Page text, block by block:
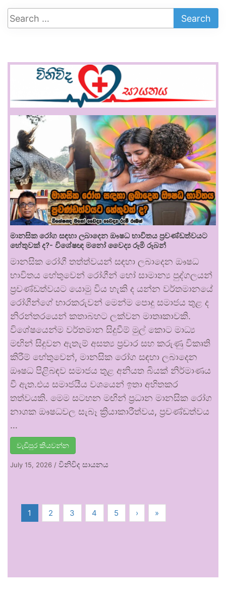
මානසික රෝග සඳහා ලබාදෙන ඖෂධ භාවිතය ප්‍රචණ්ඩත්වයට
හේතුවක් ද?- විශේෂඥ මනෝ වෛද්‍ය රූමි රූබන්
මානසික රෝගී තත්ත්වයන් සඳහා ලබාදෙන ඖෂධ
භාවිතය හේතුවෙන් රෝගීන් හෝ සාමාන්‍ය පුද්ගලයන්
ප්‍රචණ්ඩත්වයට යොමු විය හැකි ද යන්න වර්තමානයේ
රෝගීන්ගේ භාරකරුවන් මෙන්ම පොදු සමාජය තුළ ද
නිරන්තරයෙන් කතාබහට ලක්වන මාතෘකාවකි.
විශේෂයෙන්ම වර්තමාන සිදුවීම් මුල් කොට මාධ්‍ය
මඟින් සිදුවන ඇතැම් අසත්‍ය ප්‍රචාර සහ කරුණු විකෘති
කිරීම් හේතුවෙන්, මානසික රෝග සඳහා ලබාදෙන
ඖෂධ පිළිබඳව සමාජය තුළ අනියත බියක් නිර්මාණය
වී ඇත.එය සමාජයීය වශයෙන් ඉතා අහිතකර
තත්වයකි. මෙම සටහන මඟින් ප්‍රධාන මානසික රෝග
නාශක ඖෂධවල සැබෑ ක්‍රියාකාරීත්වය, ප්‍රචණ්ඩත්වය
…
වැඩිපුර කියවන්න
July 15, 2026 / විනිවිද සායනය
1 2 3 4 5 › »